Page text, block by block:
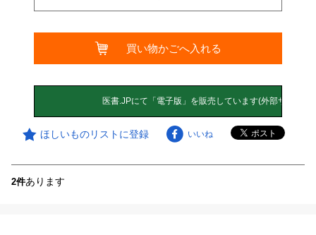
買い物かごへ入れる
ほしいものリストに登録 いいね
2件あります